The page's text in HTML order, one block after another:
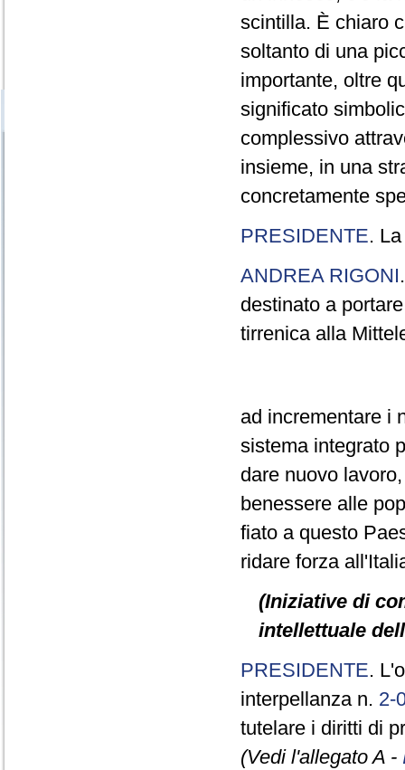
scintilla. È chiaro
soltanto di una
importante, oltre
significato
complessivo
insieme, in una
concretamente
PRESIDENTE.
ANDREA RIGONI
destinato a
tirrenica alla
ad incrementare i
sistema integrato
dare nuovo
benessere alle
fiato a questo
ridare forza
(Iniziative di
intellettuale
PRESIDENTE.
interpellanza n. 2-
tutelare i diritti di
(Vedi l'allegato A -